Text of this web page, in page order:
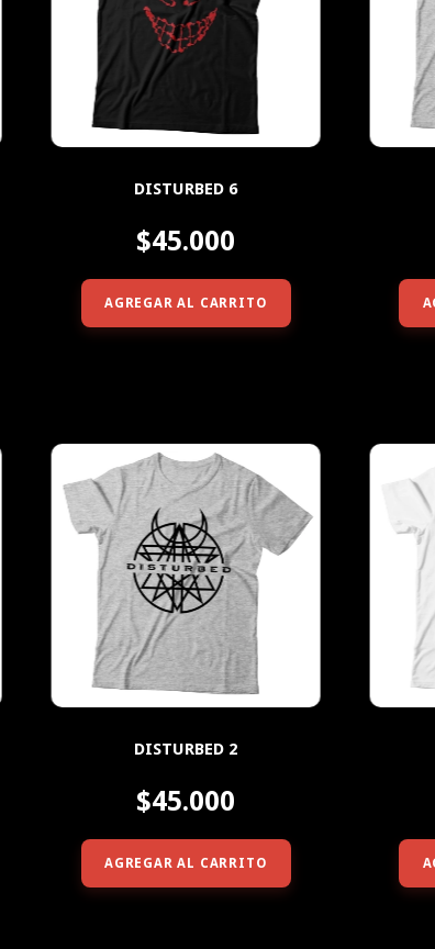
DISTURBED 6
$45.000
AGREGAR AL CARRITO
DISTURBED 2
$45.000
AGREGAR AL CARRITO